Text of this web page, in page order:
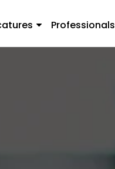
Professionals